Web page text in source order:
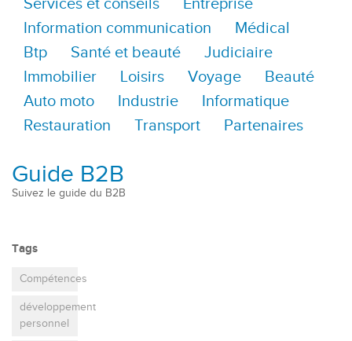
Services et conseils
Entreprise
Information communication
Médical
Btp
Santé et beauté
Judiciaire
Immobilier
Loisirs Voyage
Beauté
Auto moto
Industrie
Informatique
Restauration
Transport Partenaires
Guide B2B
Suivez le guide du B2B
Tags
Compétences
développement
personnel